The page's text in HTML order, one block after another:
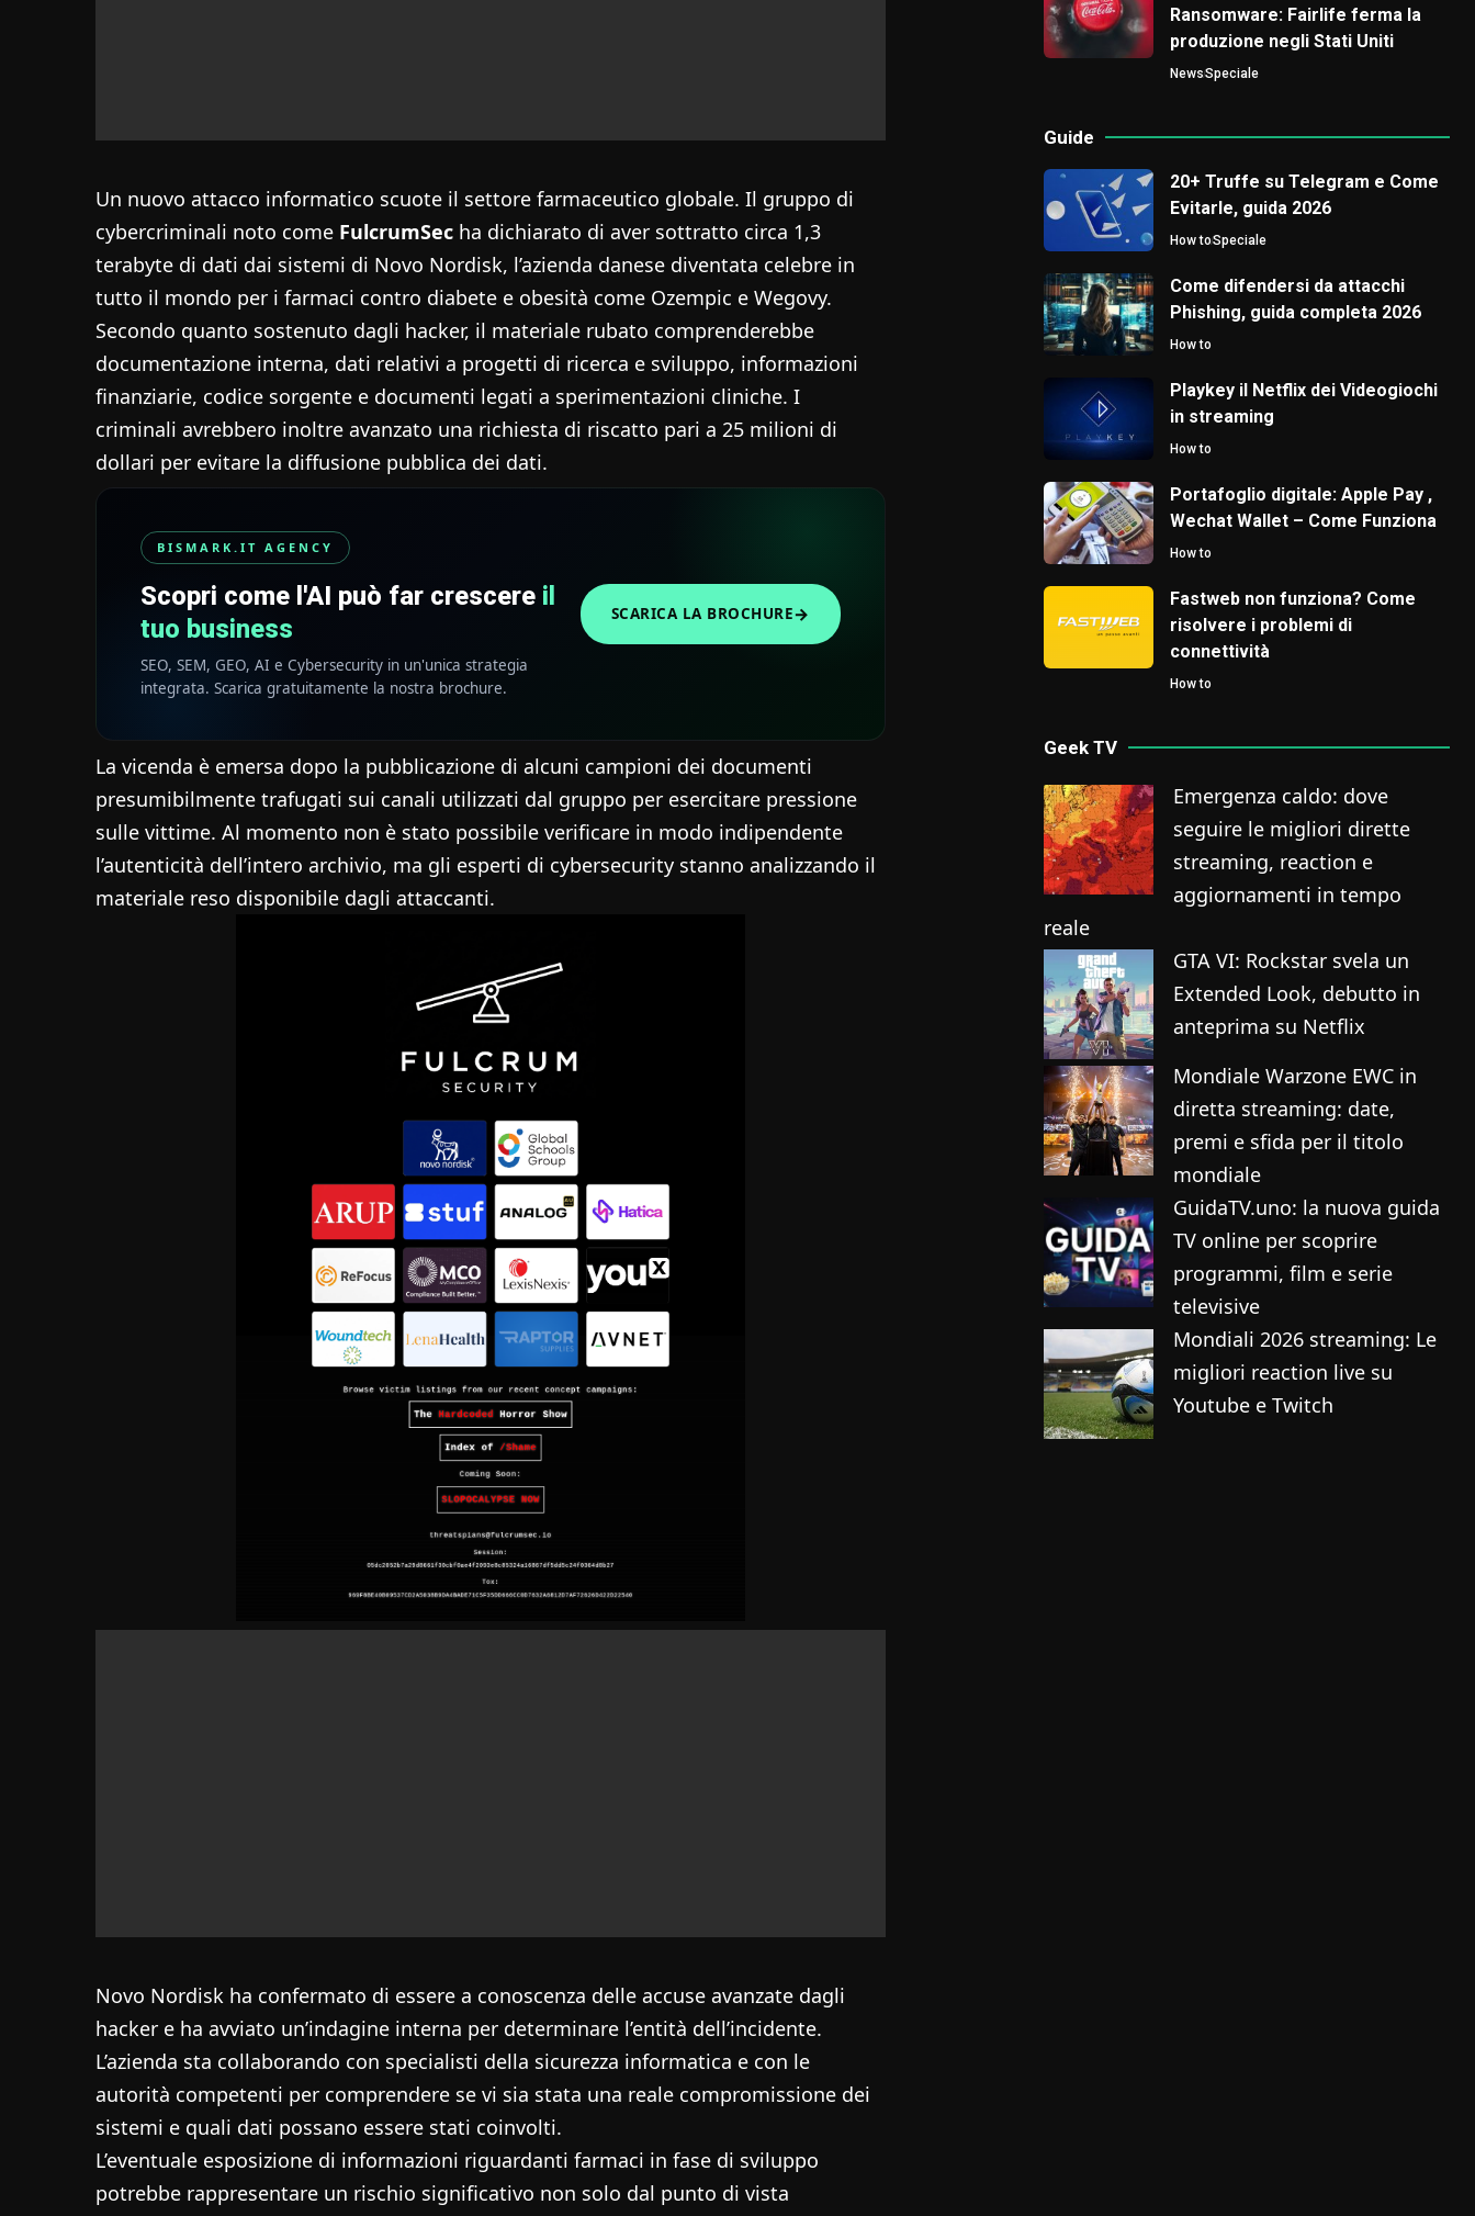
Un nuovo attacco informatico scuote il settore farmaceutico globale. Il gruppo di
cybercriminali noto comeFulcrumSecha dichiarato di aver sottratto circa 1,3
terabyte di dati dai sistemi di Novo Nordisk, l’azienda danese diventata celebre in
tutto il mondo per i farmaci contro diabete e obesità come Ozempic e Wegovy.
Secondo quanto sostenuto dagli hacker, il materiale rubato comprenderebbe
documentazione interna, dati relativi a progetti di ricerca e sviluppo, informazioni
finanziarie, codice sorgente e documenti legati a sperimentazioni cliniche. I
criminali avrebbero inoltre avanzato una richiesta di riscatto pari a 25 milioni di
dollari per evitare la diffusione pubblica dei dati.
BISMARK.IT AGENCY
Scopri come l'AI può far crescere il
tuo business
SEO, SEM, GEO, AI e Cybersecurity in un'unica strategia
integrata. Scarica gratuitamente la nostra brochure.
SCARICA LA BROCHURE→
La vicenda è emersa dopo la pubblicazione di alcuni campioni dei documenti
presumibilmente trafugati sui canali utilizzati dal gruppo per esercitare pressione
sulle vittime. Al momento non è stato possibile verificare in modo indipendente
l’autenticità dell’intero archivio, ma gli esperti di cybersecurity stanno analizzando il
materiale reso disponibile dagli attaccanti.
Novo Nordisk ha confermato di essere a conoscenza delle accuse avanzate dagli
hacker e ha avviato un’indagine interna per determinare l’entità dell’incidente.
L’azienda sta collaborando con specialisti della sicurezza informatica e con le
autorità competenti per comprendere se vi sia stata una reale compromissione dei
sistemi e quali dati possano essere stati coinvolti.
L’eventuale esposizione di informazioni riguardanti farmaci in fase di sviluppo
potrebbe rappresentare un rischio significativo non solo dal punto di vista
Ransomware: Fairlife ferma la
produzione negli Stati Uniti
NewsSpeciale
Guide
20+ Truffe su Telegram e Come
Evitarle, guida 2026
How toSpeciale
Come difendersi da attacchi
Phishing, guida completa 2026
How to
Playkey il Netflix dei Videogiochi
in streaming
How to
Portafoglio digitale: Apple Pay ,
Wechat Wallet – Come Funziona
How to
Fastweb non funziona? Come
risolvere i problemi di
connettività
How to
Geek TV
Emergenza caldo: dove
seguire le migliori dirette
streaming, reaction e
aggiornamenti in tempo
reale
GTA VI: Rockstar svela un
Extended Look, debutto in
anteprima su Netflix
Mondiale Warzone EWC in
diretta streaming: date,
premi e sfida per il titolo
mondiale
GuidaTV.uno: la nuova guida
TV online per scoprire
programmi, film e serie
televisive
Mondiali 2026 streaming: Le
migliori reaction live su
Youtube e Twitch